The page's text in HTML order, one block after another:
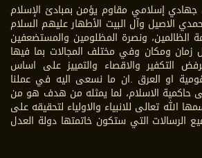
جهادي إسلامي مقاوم يؤمن بمبادئ الإسلام
الاصيل وآل البيت الأطهار عليهم السلام
ونصرة المظلومين والمستضعفين
ومكان وفي مختلف المجالات بما فيها
التكفير والاقصاء والتمييز على اساس
او العرق .ان ما نسعى اليه في عملنا
حاكمية الاسلام، لما يمثله من هدف هو من
الله تعالى للانبياء والاولياء لتحقيقه على
الرسالات التي ستكون خاتمتها دولة العدل